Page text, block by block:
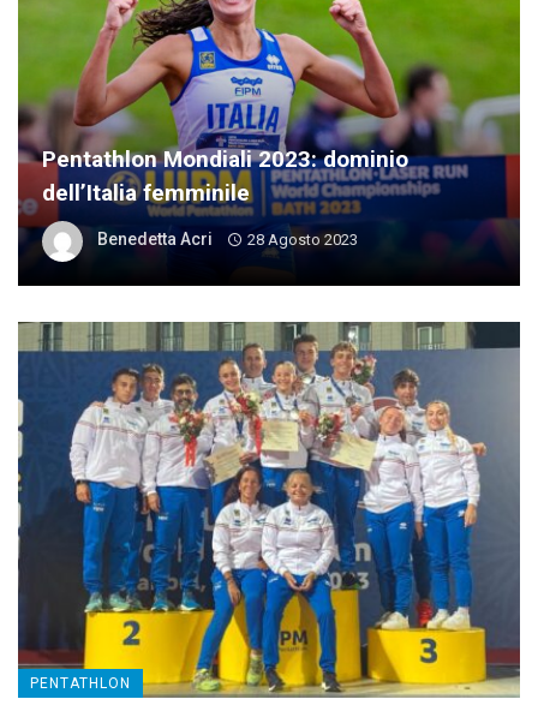
Pentathlon Mondiali 2023: dominio
dell’Italia femminile
Benedetta Acri 28 Agosto 2023
PENTATHLON